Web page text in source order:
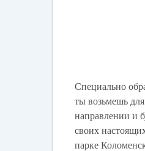
Специально
ты возьмешь
направлении и
своих
парке